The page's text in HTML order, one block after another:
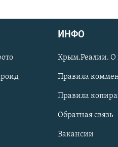
ИНФО
Крым.Реалии. О
Правила
Правила
Обратная связь
Вакансии